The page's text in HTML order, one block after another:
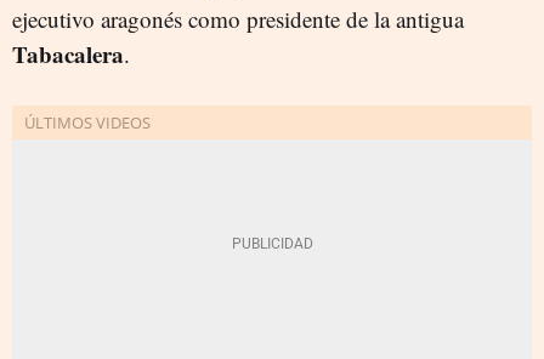
ejecutivo aragonés como presidente de la antigua
Tabacalera.